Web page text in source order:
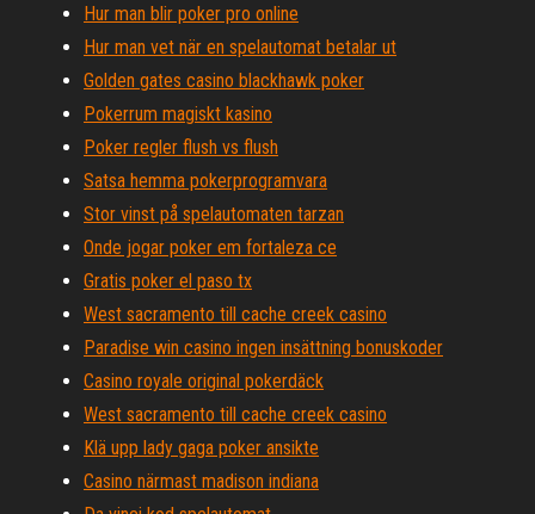
Hur man blir poker pro online
Hur man vet när en spelautomat betalar ut
Golden gates casino blackhawk poker
Pokerrum magiskt kasino
Poker regler flush vs flush
Satsa hemma pokerprogramvara
Stor vinst på spelautomaten tarzan
Onde jogar poker em fortaleza ce
Gratis poker el paso tx
West sacramento till cache creek casino
Paradise win casino ingen insättning bonuskoder
Casino royale original pokerdäck
West sacramento till cache creek casino
Klä upp lady gaga poker ansikte
Casino närmast madison indiana